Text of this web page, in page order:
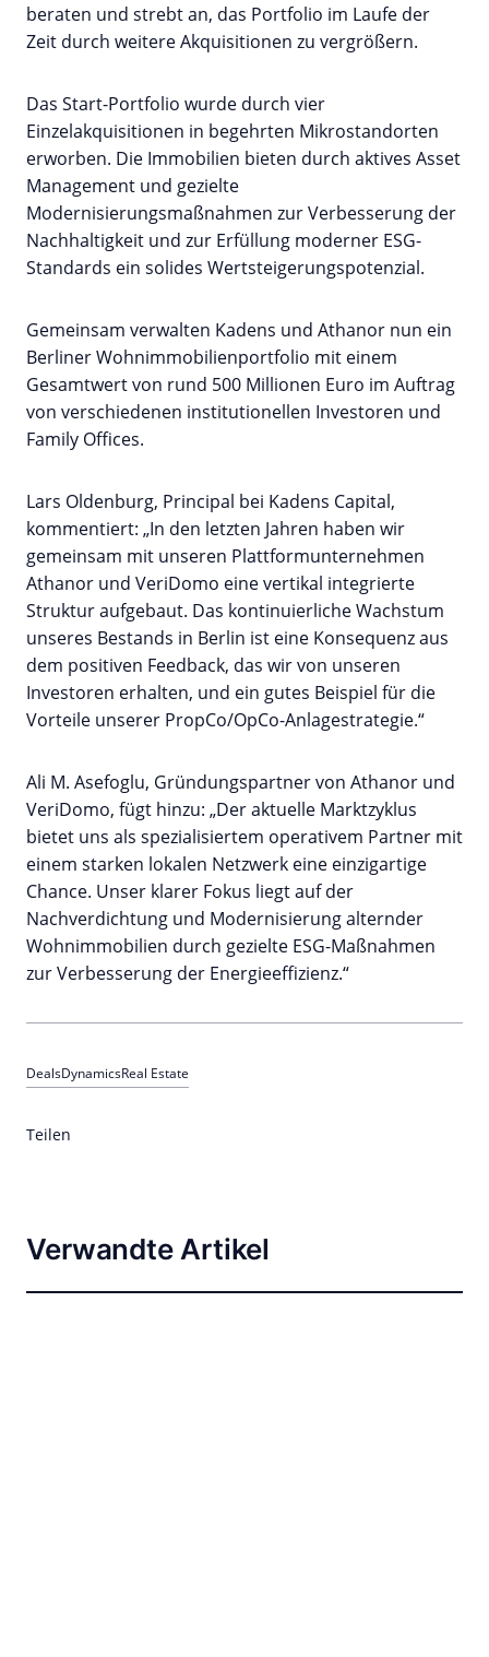
beraten und strebt an, das Portfolio im Laufe der
Zeit durch weitere Akquisitionen zu vergrößern.
Das Start-Portfolio wurde durch vier
Einzelakquisitionen in begehrten Mikrostandorten
erworben. Die Immobilien bieten durch aktives Asset
Management und gezielte
Modernisierungsmaßnahmen zur Verbesserung der
Nachhaltigkeit und zur Erfüllung moderner ESG-
Standards ein solides Wertsteigerungspotenzial.
Gemeinsam verwalten Kadens und Athanor nun ein
Berliner Wohnimmobilienportfolio mit einem
Gesamtwert von rund 500 Millionen Euro im Auftrag
von verschiedenen institutionellen Investoren und
Family Offices.
Lars Oldenburg, Principal bei Kadens Capital,
kommentiert: „In den letzten Jahren haben wir
gemeinsam mit unseren Plattformunternehmen
Athanor und VeriDomo eine vertikal integrierte
Struktur aufgebaut. Das kontinuierliche Wachstum
unseres Bestands in Berlin ist eine Konsequenz aus
dem positiven Feedback, das wir von unseren
Investoren erhalten, und ein gutes Beispiel für die
Vorteile unserer PropCo/OpCo-Anlagestrategie.“
Ali M. Asefoglu, Gründungspartner von Athanor und
VeriDomo, fügt hinzu: „Der aktuelle Marktzyklus
bietet uns als spezialisiertem operativem Partner mit
einem starken lokalen Netzwerk eine einzigartige
Chance. Unser klarer Fokus liegt auf der
Nachverdichtung und Modernisierung alternder
Wohnimmobilien durch gezielte ESG-Maßnahmen
zur Verbesserung der Energieeffizienz.“
DealsDynamicsReal Estate
Teilen
Verwandte Artikel